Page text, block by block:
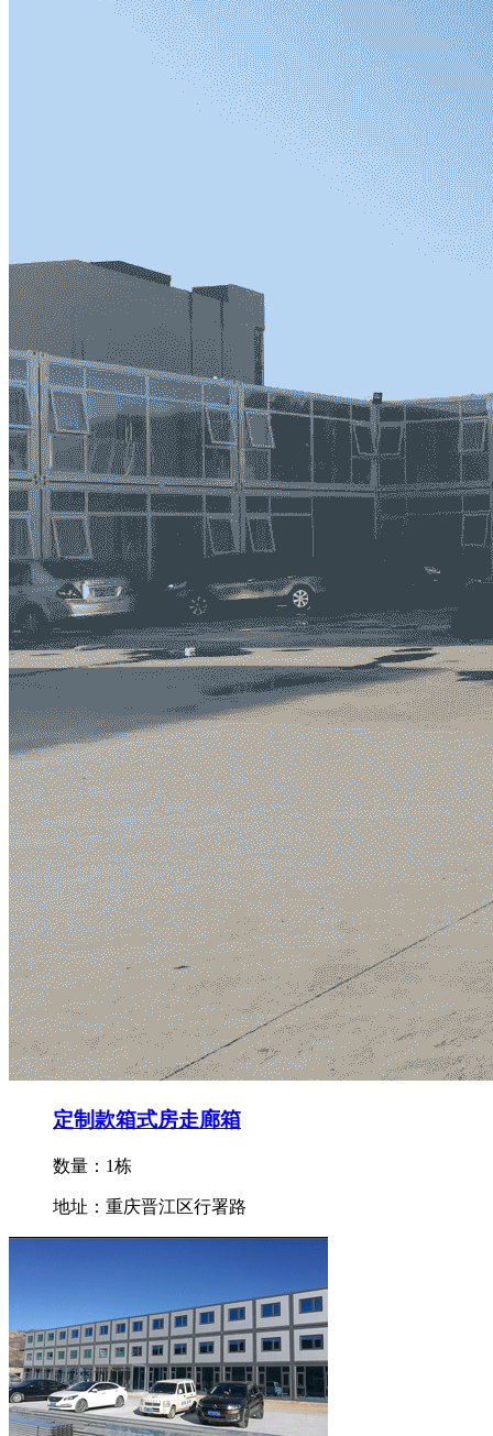
定制款箱式房走廊箱
数量：1栋
地址：重庆晋江区行署路